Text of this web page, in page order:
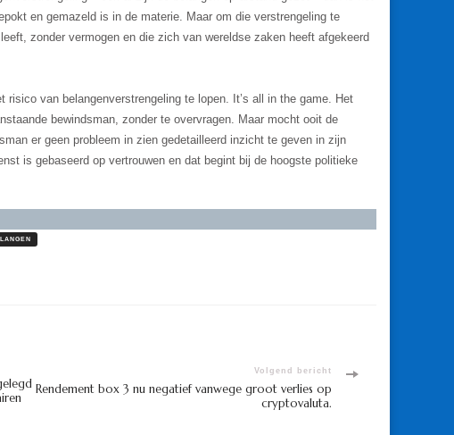
en gemazeld is in de materie. Maar om die verstrengeling te
zonder vermogen en die zich van wereldse zaken heeft afgekeerd
van belangenverstrengeling te lopen. It’s all in the game. Het
bewindsman, zonder te overvragen. Maar mocht ooit de
er geen probleem in zien gedetailleerd inzicht te geven in zijn
is gebaseerd op vertrouwen en dat begint bij de hoogste politieke
Volgend bericht
Rendement box 3 nu negatief vanwege groot verlies op
cryptovaluta.